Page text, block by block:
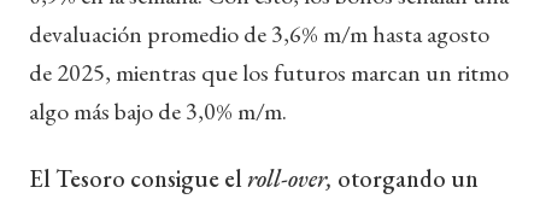
devaluación promedio de 3,6% m/m hasta agosto
de 2025, mientras que los futuros marcan un ritmo
algo más bajo de 3,0% m/m.
El Tesoro consigue elroll-over, otorgando un